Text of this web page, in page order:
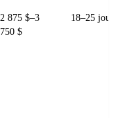
2 875 $–3
750 $
18–25 jours